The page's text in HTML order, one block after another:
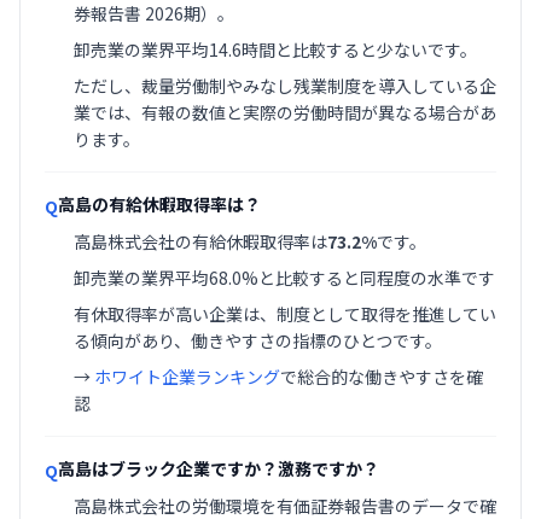
券報告書 2026期）。
卸売業の業界平均14.6時間と比較すると少ないです。
ただし、裁量労働制やみなし残業制度を導入している企
業では、有報の数値と実際の労働時間が異なる場合があ
ります。
Q高島の有給休暇取得率は？
高島株式会社の有給休暇取得率は73.2%です。
卸売業の業界平均68.0%と比較すると同程度の水準です
有休取得率が高い企業は、制度として取得を推進してい
る傾向があり、働きやすさの指標のひとつです。
→ ホワイト企業ランキングで総合的な働きやすさを確
認
Q高島はブラック企業ですか？激務ですか？
高島株式会社の労働環境を有価証券報告書のデータで確